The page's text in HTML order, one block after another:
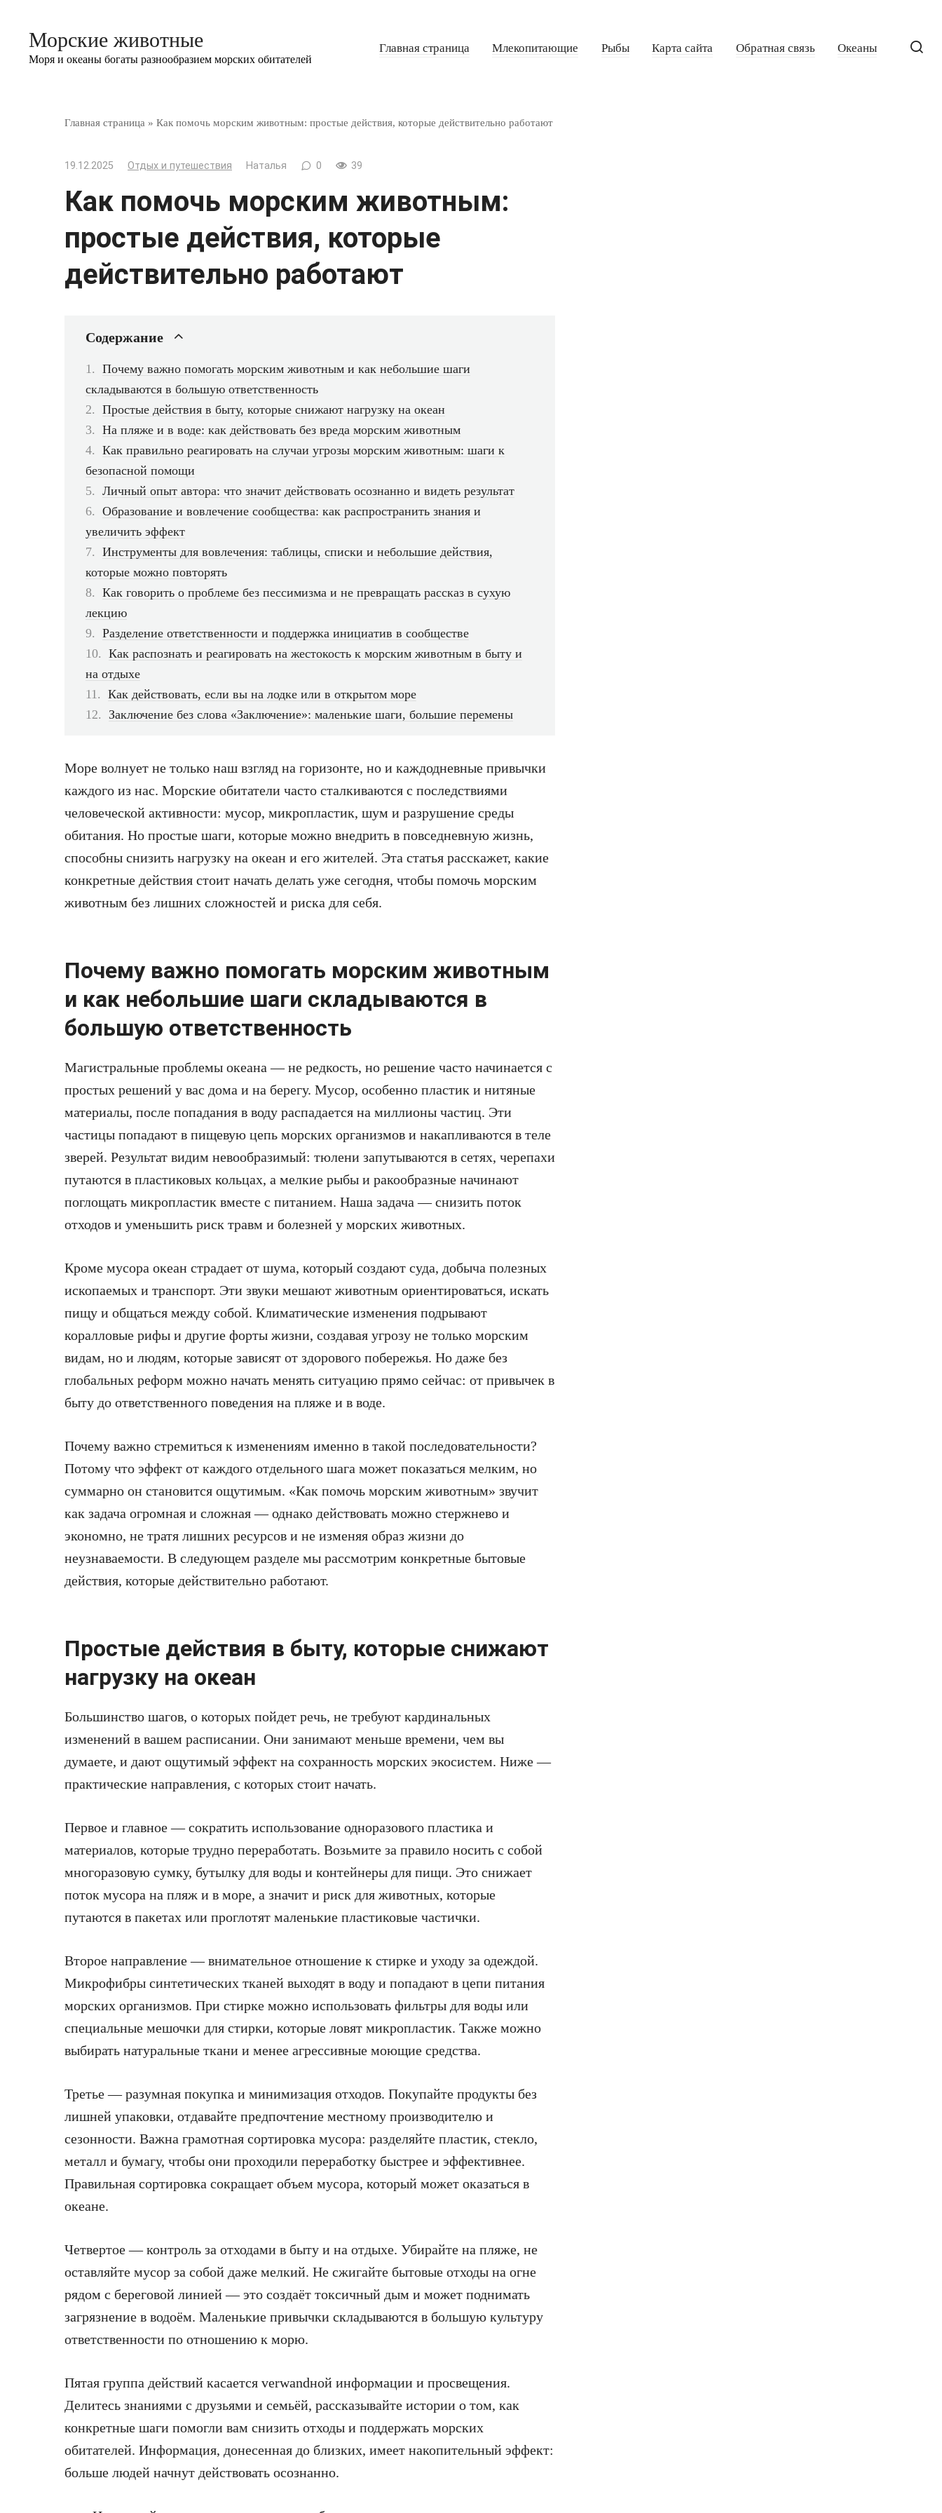
контентуМорские животные
Моря и океаны богаты разнообразием морских обитателей
Главная страница Млекопитающие Рыбы Карта сайта Обратная связь Океаны
Главная страница » Как помочь морским животным: простые действия, которые действительно работают
19.12.2025 Отдых и путешествия Наталья 0 39
Как помочь морским животным:
простые действия, которые
действительно работают
Содержание
Почему важно помогать морским животным и как небольшие шаги
складываются в большую ответственность
Простые действия в быту, которые снижают нагрузку на океан
На пляже и в воде: как действовать без вреда морским животным
Как правильно реагировать на случаи угрозы морским животным: шаги к
безопасной помощи
Личный опыт автора: что значит действовать осознанно и видеть результат
Образование и вовлечение сообщества: как распространить знания и
увеличить эффект
Инструменты для вовлечения: таблицы, списки и небольшие действия,
которые можно повторять
Как говорить о проблеме без пессимизма и не превращать рассказ в сухую
лекцию
Разделение ответственности и поддержка инициатив в сообществе
Как распознать и реагировать на жестокость к морским животным в быту и
на отдыхе
Как действовать, если вы на лодке или в открытом море
Заключение без слова «Заключение»: маленькие шаги, большие перемены
Море волнует не только наш взгляд на горизонте, но и каждодневные привычки
каждого из нас. Морские обитатели часто сталкиваются с последствиями
человеческой активности: мусор, микропластик, шум и разрушение среды
обитания. Но простые шаги, которые можно внедрить в повседневную жизнь,
способны снизить нагрузку на океан и его жителей. Эта статья расскажет, какие
конкретные действия стоит начать делать уже сегодня, чтобы помочь морским
животным без лишних сложностей и риска для себя.
Почему важно помогать морским животным
и как небольшие шаги складываются в
большую ответственность
Магистральные проблемы океана — не редкость, но решение часто начинается с
простых решений у вас дома и на берегу. Мусор, особенно пластик и нитяные
материалы, после попадания в воду распадается на миллионы частиц. Эти
частицы попадают в пищевую цепь морских организмов и накапливаются в теле
зверей. Результат видим невообразимый: тюлени запутываются в сетях, черепахи
путаются в пластиковых кольцах, а мелкие рыбы и ракообразные начинают
поглощать микропластик вместе с питанием. Наша задача — снизить поток
отходов и уменьшить риск травм и болезней у морских животных.
Кроме мусора океан страдает от шума, который создают суда, добыча полезных
ископаемых и транспорт. Эти звуки мешают животным ориентироваться, искать
пищу и общаться между собой. Климатические изменения подрывают
коралловые рифы и другие форты жизни, создавая угрозу не только морским
видам, но и людям, которые зависят от здорового побережья. Но даже без
глобальных реформ можно начать менять ситуацию прямо сейчас: от привычек в
быту до ответственного поведения на пляже и в воде.
Почему важно стремиться к изменениям именно в такой последовательности?
Потому что эффект от каждого отдельного шага может показаться мелким, но
суммарно он становится ощутимым. «Как помочь морским животным» звучит
как задача огромная и сложная — однако действовать можно стержнево и
экономно, не тратя лишних ресурсов и не изменяя образ жизни до
неузнаваемости. В следующем разделе мы рассмотрим конкретные бытовые
действия, которые действительно работают.
Простые действия в быту, которые снижают
нагрузку на океан
Большинство шагов, о которых пойдет речь, не требуют кардинальных
изменений в вашем расписании. Они занимают меньше времени, чем вы
думаете, и дают ощутимый эффект на сохранность морских экосистем. Ниже —
практические направления, с которых стоит начать.
Первое и главное — сократить использование одноразового пластика и
материалов, которые трудно переработать. Возьмите за правило носить с собой
многоразовую сумку, бутылку для воды и контейнеры для пищи. Это снижает
поток мусора на пляж и в море, а значит и риск для животных, которые
путаются в пакетах или проглотят маленькие пластиковые частички.
Второе направление — внимательное отношение к стирке и уходу за одеждой.
Микрофибры синтетических тканей выходят в воду и попадают в цепи питания
морских организмов. При стирке можно использовать фильтры для воды или
специальные мешочки для стирки, которые ловят микропластик. Также можно
выбирать натуральные ткани и менее агрессивные моющие средства.
Третье — разумная покупка и минимизация отходов. Покупайте продукты без
лишней упаковки, отдавайте предпочтение местному производителю и
сезонности. Важна грамотная сортировка мусора: разделяйте пластик, стекло,
металл и бумагу, чтобы они проходили переработку быстрее и эффективнее.
Правильная сортировка сокращает объем мусора, который может оказаться в
океане.
Четвертое — контроль за отходами в быту и на отдыхе. Убирайте на пляже, не
оставляйте мусор за собой даже мелкий. Не сжигайте бытовые отходы на огне
рядом с береговой линией — это создаёт токсичный дым и может поднимать
загрязнение в водоём. Маленькие привычки складываются в большую культуру
ответственности по отношению к морю.
Пятая группа действий касается verwandной информации и просвещения.
Делитесь знаниями с друзьями и семьёй, рассказывайте истории о том, как
конкретные шаги помогли вам снизить отходы и поддержать морских
обитателей. Информация, донесенная до близких, имеет накопительный эффект:
больше людей начнут действовать осознанно.